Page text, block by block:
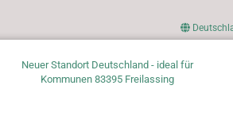
Neuer Standort Deutschland - ideal für
Kommunen 83395 Freilassing